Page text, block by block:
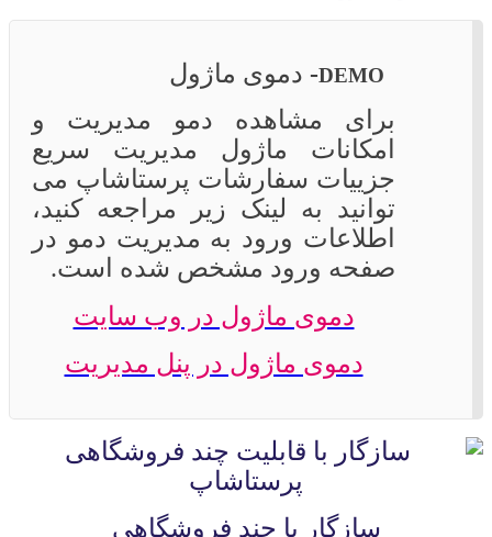
DEMO
- دموی ماژول
برای مشاهده دمو مدیریت و
امکانات ماژول مدیریت سریع
جزییات سفارشات پرستاشاپ می
توانید به لینک زیر مراجعه کنید،
اطلاعات ورود به مدیریت دمو در
صفحه ورود مشخص شده است.
دموی ماژول در وب سایت
دموی ماژول در پنل مدیریت
سازگار با چند فروشگاهی